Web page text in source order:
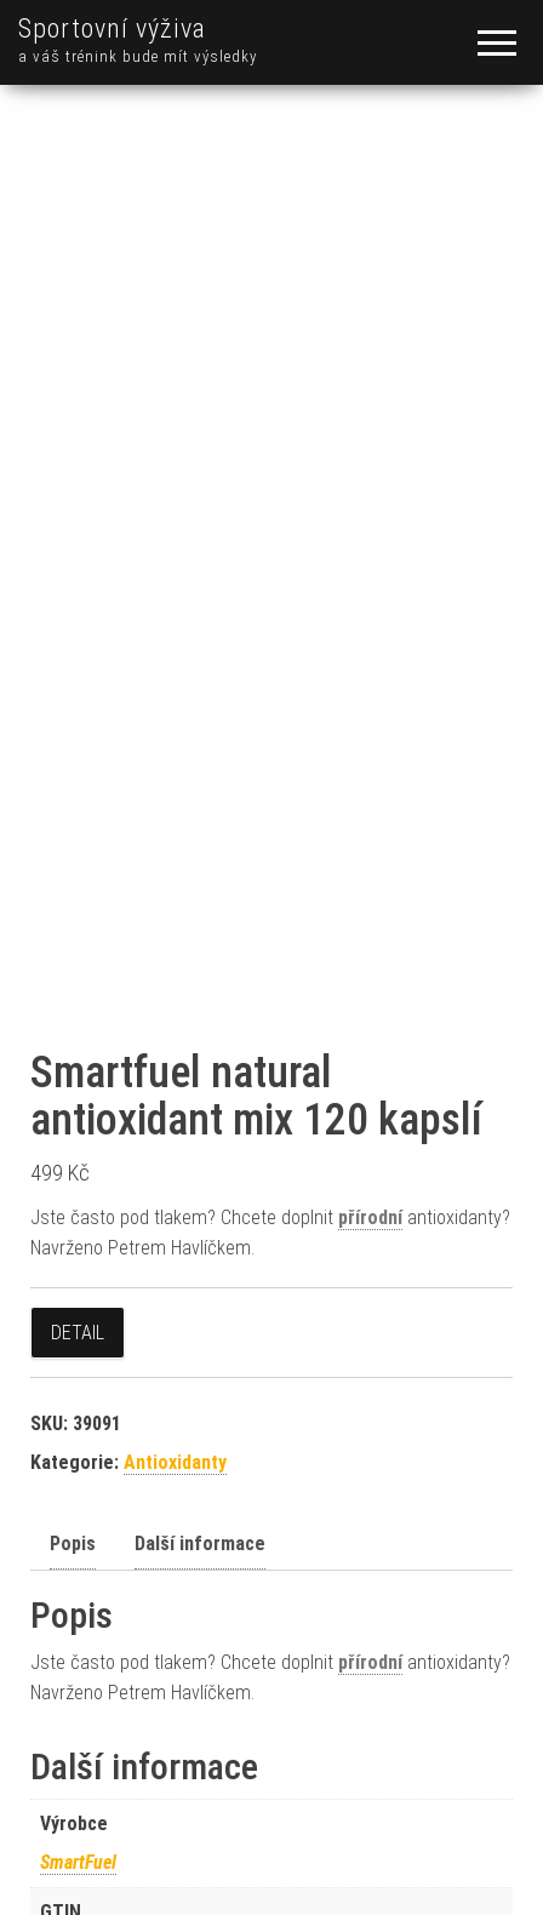
Sportovní výživa
a váš trénink bude mít výsledky
Smartfuel natural
antioxidant mix 120 kapslí
499 Kč
Jste často pod tlakem? Chcete doplnit přírodníantioxidanty?
Navrženo Petrem Havlíčkem.
DETAIL
SKU: 39091
Kategorie: Antioxidanty
Popis Další informace
Popis
Jste často pod tlakem? Chcete doplnit přírodníantioxidanty?
Navrženo Petrem Havlíčkem.
Další informace
Výrobce
SmartFuel